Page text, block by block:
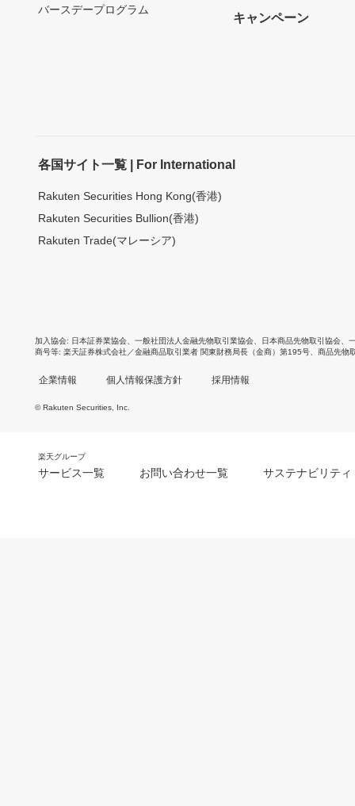
バースデープログラム
キャンペーン
各国サイト一覧 | For International
Rakuten Securities Hong Kong(香港)
Rakuten Securities Bullion(香港)
Rakuten Trade(マレーシア)
加入協会 日本証券業協会 一般社団法人金融先物取引業協会 日本商品先物取引協会
商号等 楽天証券株式会社／金融商品取引業者 関東財務局長（金商）第195号、商品先物
企業情報 個人情報保護方針 採用情報
© Rakuten Securities, Inc.
楽天グループ
サービス一覧 お問い合わせ一覧 サステナビリティ